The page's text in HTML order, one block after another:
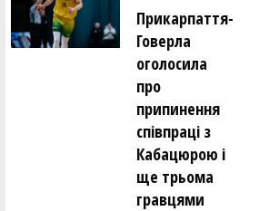
Прикарпаття-
Говерла
оголосила
про
припинення
співпраці з
Кабацюрою і
ще трьома
гравцями